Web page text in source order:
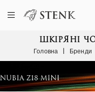
ШКІРЯНІ
Головна | Бренди